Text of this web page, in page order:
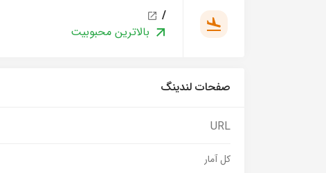
/
بالاترین محبوبیت
صفحات لندینگ
URL
کل آمار